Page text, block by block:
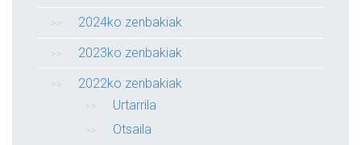
2024ko zenbakiak
2023ko zenbakiak
2022ko zenbakiak
Urtarrila
Otsaila